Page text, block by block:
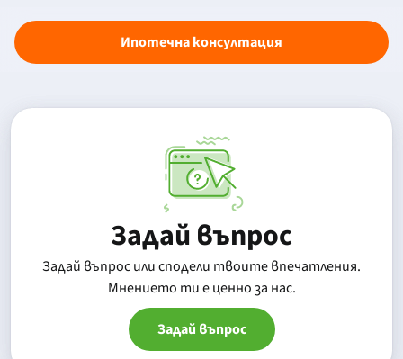
Ипотечна консултация
Задай въпрос
Задай въпрос или сподели твоите впечатления.
Mнението ти е ценно за нас.
Задай въпрос